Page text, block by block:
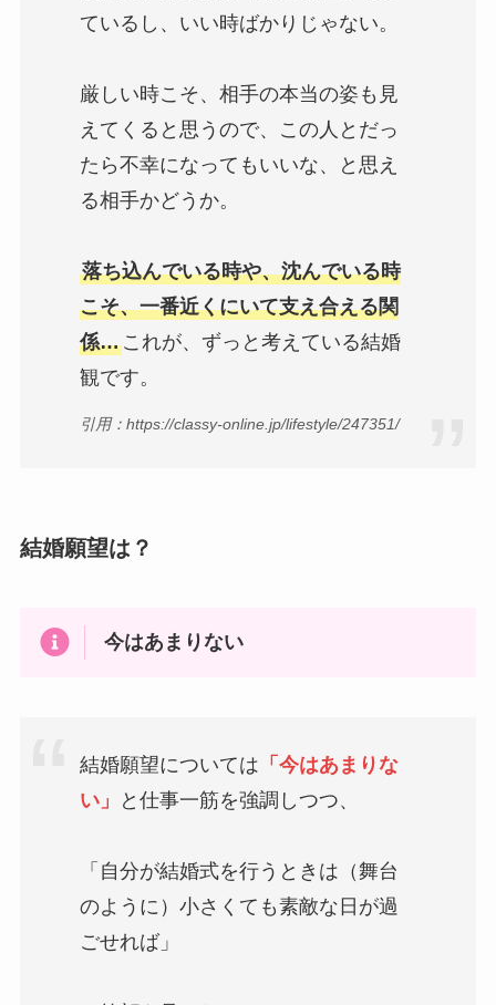
ているし、いい時ばかりじゃない。
厳しい時こそ、相手の本当の姿も見
えてくると思うので、この人とだっ
たら不幸になってもいいな、と思え
る相手かどうか。
落ち込んでいる時や、沈んでいる時
こそ、一番近くにいて支え合える関
係…これが、ずっと考えている結婚
観です。
引用：https://classy-online.jp/lifestyle/247351/
結婚願望は？
今はあまりない
結婚願望については 「今はあまりな
い」
と仕事一筋を強調しつつ、
「自分が結婚式を行うときは（舞台
のように）小さくても素敵な日が過
ごせれば」